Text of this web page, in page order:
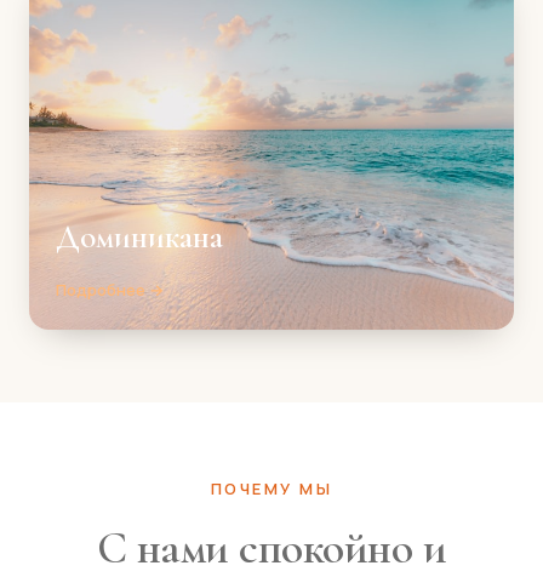
Доминикана
Подробнее →
ПОЧЕМУ МЫ
С нами спокойно и